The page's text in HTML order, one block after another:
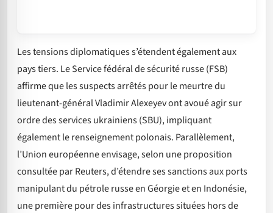
Les tensions diplomatiques s’étendent également aux
pays tiers. Le Service fédéral de sécurité russe (FSB)
affirme que les suspects arrêtés pour le meurtre du
lieutenant-général Vladimir Alexeyev ont avoué agir sur
ordre des services ukrainiens (SBU), impliquant
également le renseignement polonais. Parallèlement,
l’Union européenne envisage, selon une proposition
consultée par Reuters, d’étendre ses sanctions aux ports
manipulant du pétrole russe en Géorgie et en Indonésie,
une première pour des infrastructures situées hors de